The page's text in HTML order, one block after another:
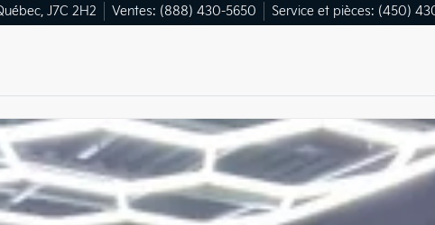
, J7C 2H2 Ventes: (888) 430-5650 Service et pièces: (450)